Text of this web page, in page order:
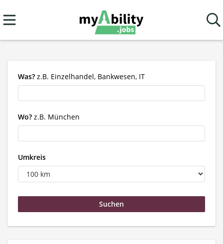
Was? z.B. Einzelhandel, Bankwesen, IT
Wo? z.B. München
Umkreis